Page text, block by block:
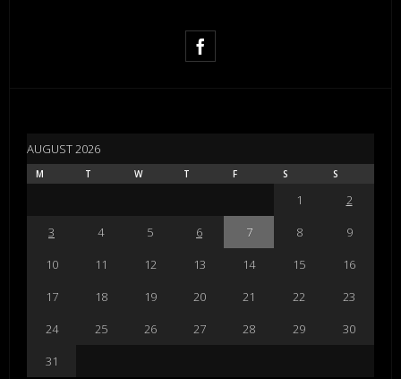
AUGUST 2026
M T W T F S S
1
2
3
4 5 6 7 8
9
10
11 12 13 14 15
16
17
18 19 20 21 22
23
24
25 26 27 28 29
30
31